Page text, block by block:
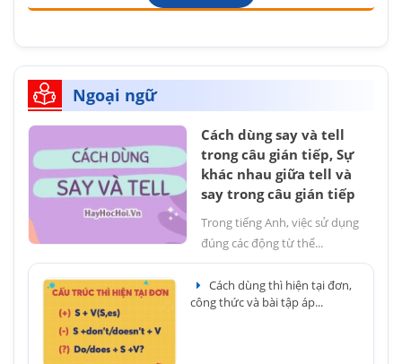
Ngoại ngữ
Cách dùng say và tell
trong câu gián tiếp, Sự
khác nhau giữa tell và
say trong câu gián tiếp
Trong tiếng Anh, việc sử dụng
đúng các động từ thể...
Cách dùng thì hiện tại đơn,
công thức và bài tập áp...